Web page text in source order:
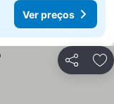
Ver preços
Partilhar